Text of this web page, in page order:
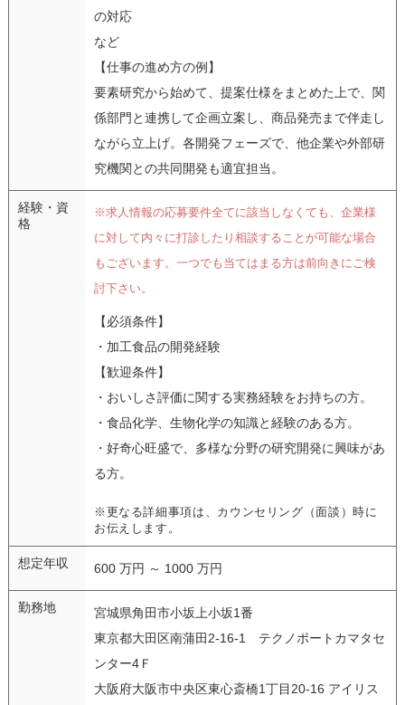
の対応
など
【仕事の進め方の例】
要素研究から始めて、提案仕様をまとめた上で、関
係部門と連携して企画立案し、商品発売まで伴走し
ながら立上げ。各開発フェーズで、他企業や外部研
究機関との共同開発も適宜担当。
経験・資
格
※求人情報の応募要件全てに該当しなくても、企業様
に対して内々に打診したり相談することが可能な場合
もございます。一つでも当てはまる方は前向きにご検
討下さい。
【必須条件】
・加工食品の開発経験
【歓迎条件】
・おいしさ評価に関する実務経験をお持ちの方。
・食品化学、生物化学の知識と経験のある方。
・好奇心旺盛で、多様な分野の研究開発に興味があ
る方。
※更なる詳細事項は、カウンセリング（面談）時に
お伝えします。
想定年収 600 万円 ～ 1000 万円
勤務地
宮城県角田市小坂上小坂1番
東京都大田区南蒲田2-16-1 テクノポートカマタセ
ンター4Ｆ
大阪府大阪市中央区東心斎橋1丁目20-16 アイリス